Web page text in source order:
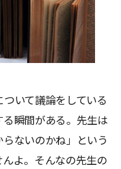
ついて議論をしている
瞬間がある。先生は
らないのかね」という
よ。そんなの先生の